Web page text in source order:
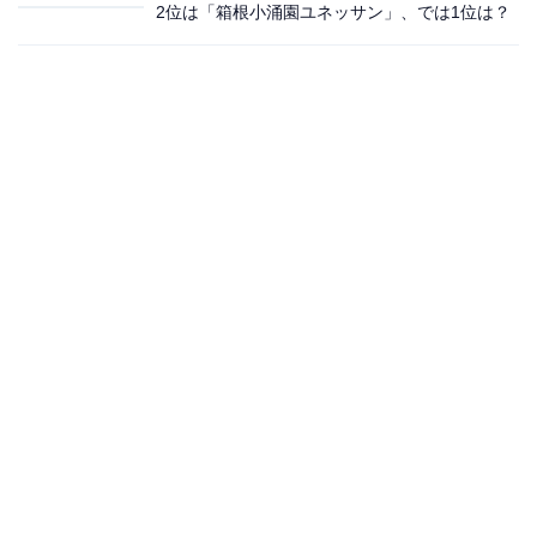
2位は「箱根小涌園ユネッサン」、では1位は？